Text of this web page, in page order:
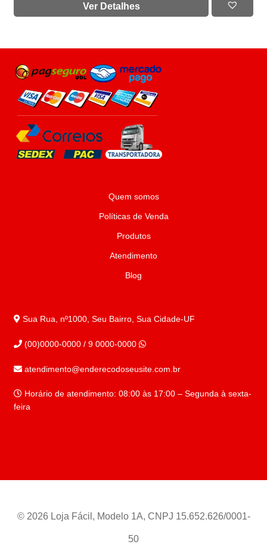
Ver Detalhes
Quem somos
Políticas de Venda
Produtos
Atendimento
Blog
Sua Rua, nº1000, Seu Bairro, Sua Cidade-UF
(00)0000-0000 / 9 0000-0000
atendimento@enderecodoseusite.com.br
Horário de atendimento: 08:00 às 17:00 – Segunda à sexta-
feira
© 2026 Loja Fácil, Modelo 1A, CNPJ 15.652.626/0001-
50